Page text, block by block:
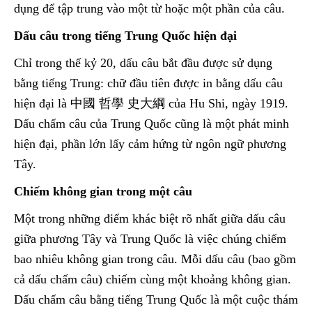
dụng để tập trung vào một từ hoặc một phần của câu.
Dấu câu trong tiếng Trung Quốc hiện đại
Chỉ trong thế kỷ 20, dấu câu bắt đầu được sử dụng
bằng tiếng Trung: chữ đầu tiên được in bằng dấu câu
hiện đại là 中國 哲學 史大綱 của Hu Shi, ngày 1919.
Dấu chấm câu của Trung Quốc cũng là một phát minh
hiện đại, phần lớn lấy cảm hứng từ ngôn ngữ phương
Tây.
Chiếm không gian trong một câu
Một trong những điểm khác biệt rõ nhất giữa dấu câu
giữa phương Tây và Trung Quốc là việc chúng chiếm
bao nhiêu không gian trong câu. Mỗi dấu câu (bao gồm
cả dấu chấm câu) chiếm cùng một khoảng không gian.
Dấu chấm câu bằng tiếng Trung Quốc là một cuộc thám